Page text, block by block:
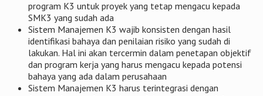
program K3 untuk proyek yang tetap mengacu kepada
SMK3 yang sudah ada
Sistem Manajemen K3 wajib konsisten dengan hasil
identifikasi bahaya dan penilaian risiko yang sudah di
lakukan. Hal ini akan tercermin dalam penetapan objektif
dan program kerja yang harus mengacu kepada potensi
bahaya yang ada dalam perusahaan
Sistem Manajemen K3 harus terintegrasi dengan